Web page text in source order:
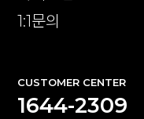
1:1문의
CUSTOMER CENTER
1644-2309